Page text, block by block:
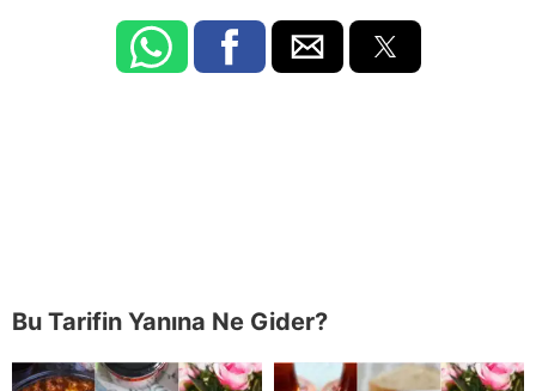
Bu Tarifin Yanına Ne Gider?